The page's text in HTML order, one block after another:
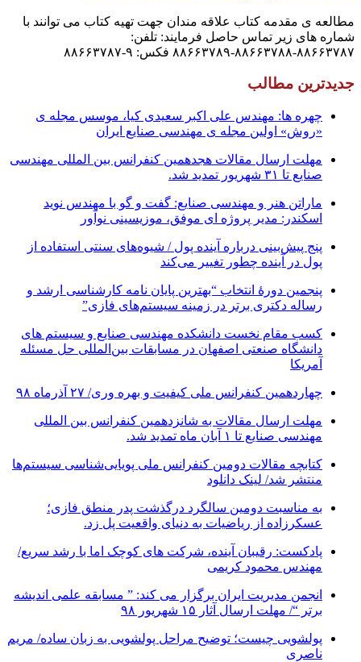
مطالعه ی مقدمه کتاب علاقه مندان جهت تهیه کتاب می توانند با
شماره های زیر تماس حاصل فرمایند: تلفن:
۸۸۶۶۳۷۸۷-۸۸۶۶۳۷۸۸-۸۸۶۶۳۷۸۹ فکس: ۹-۸۸۶۶۳۷۸۷
جدیدترین مطالب
چهره ها: مهندس علی اکبر سعیدی کیا، موسس مجله ی
«روش» اولین مجله ی مهندسی صنایع ایران
مهلت ارسال مقالات هجدهمین کنفرانس بین المللی مهندسی
صنایع تا ۳۱ شهریور تمدید شد.
ماراتن هنر و مهندسی صنایع: گفت و گو با مهندس نوید
اسکندر: مدیر پروژه ای موفق، موزیسینی نوآور
پنج پیش‌بینی درباره آینده پول / شیوه‌های سنتی استفاده از
پول در آینده چطور تغییر می‌کند
پنجمین دورۀ انتخاب “بهترین پایان ­نامه کارشناسی­ ارشد و
رساله دکتری برتر در زمینه سیستم‌های فازی”
کسب مقام نخست دانشکده مهندسی صنایع و سیستم های
دانشگاه صنعتی اصفهان در مسابقات بین‌المللی حل مسئله
آمریکا
چهاردهمین کنفرانس ملی کیفیت و بهره وری/ ۲۷ آذرماه ۹۸
مهلت ارسال مقالات به شانزدهمین کنفرانس بین المللی
مهندسی صنایع تا ۱ آبان ماه تمدید شد.
کتابچه مقالات دومین کنفرانس ملی پویایی‌شناسی سیستم‌ها
منتشر شد/ لینک دانلود
به مناسبت دومین سالگرد درگذشت پدر منطق فازی؛
عسکرزاده از ریاضیات به دنیای واقعیت پل زد.
پادکست: رقیبان آینده، شرکت های کوچک اما با رشد سریع/
مهندس محمود کریمی
انجمن مدیریت ایران برگزار می کند: ” مسابقه علمی اندیشه
برتر “/ مهلت ارسال آثار ۱۵ شهریور ۹۸
پولشویی چیست؛ توضیح مراحل پولشویی به زبان ساده/ مریم
ناصری